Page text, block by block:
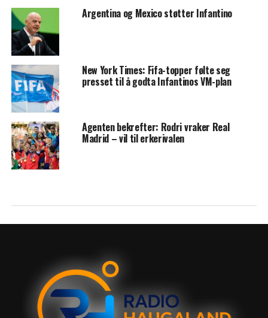
Argentina og Mexico støtter Infantino
New York Times: Fifa-topper følte seg
presset til å godta Infantinos VM-plan
Agenten bekrefter: Rodri vraker Real
Madrid – vil til erkerivalen